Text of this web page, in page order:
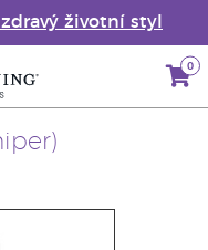
životní styl
0